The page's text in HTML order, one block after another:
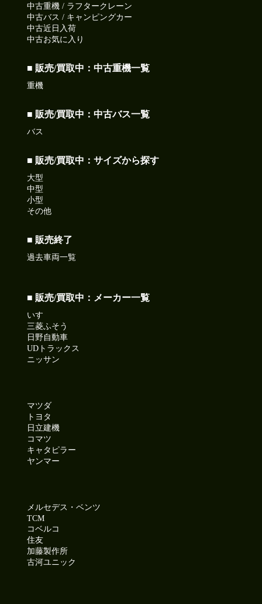
中古重機 / ラフタークレーン
中古バス / キャンピングカー
中古近日入荷
中古お気に入り
■ 販売/買取中：中古重機一覧
重機
■ 販売/買取中：中古バス一覧
バス
■ 販売/買取中：サイズから探す
大型
中型
小型
その他
■ 販売終了
過去車両一覧
■ 販売/買取中：メーカー一覧
いすゞ
三菱ふそう
日野自動車
UDトラックス
ニッサン
マツダ
トヨタ
日立建機
コマツ
キャタピラー
ヤンマー
メルセデス・ベンツ
TCM
コベルコ
住友
加藤製作所
古河ユニック